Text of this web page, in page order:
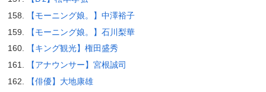
【モーニング娘。】中澤裕子
【モーニング娘。】石川梨華
【キング観光】権田盛秀
【アナウンサー】宮根誠司
【俳優】大地康雄